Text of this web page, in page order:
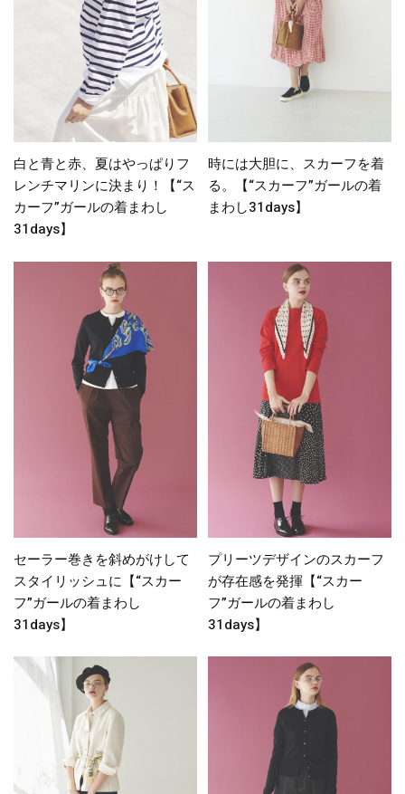
白と青と赤、夏はやっぱりフ
レンチマリンに決まり！【“ス
カーフ”ガールの着まわし
31days】
時には大胆に、スカーフを着
る。【“スカーフ”ガールの着
まわし31days】
セーラー巻きを斜めがけして
スタイリッシュに【“スカー
フ”ガールの着まわし
31days】
プリーツデザインのスカーフ
が存在感を発揮【“スカー
フ”ガールの着まわし
31days】